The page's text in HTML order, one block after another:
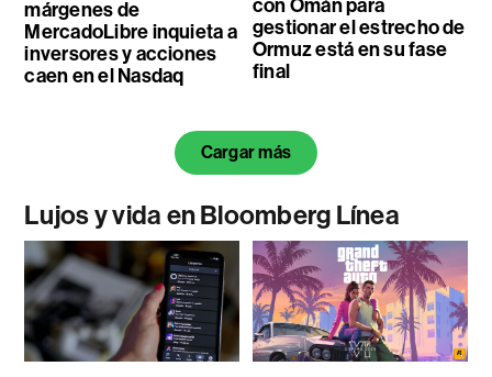
márgenes de
MercadoLibre inquieta a
inversores y acciones
caen en el Nasdaq
con Omán para
gestionar el estrecho de
Ormuz está en su fase
final
Cargar más
Lujos y vida en Bloomberg Línea